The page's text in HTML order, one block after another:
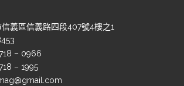
義區信義路四段407號4樓之1
– 0966
– 1995